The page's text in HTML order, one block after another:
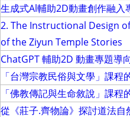
生成式Al輔助2D動畫創作融入
2. The Instructional Design
of the Ziyun Temple Stories
ChatGPT 輔助2D 動畫專題導
「台灣宗教民俗與文學」課
「佛教傳記與生命敘說」課
從《莊子.齊物論》探討道法自